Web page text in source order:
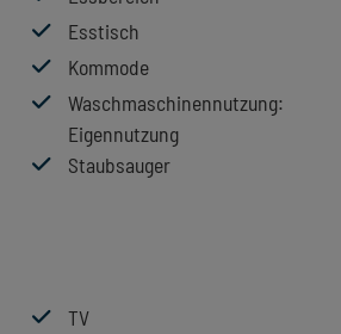
Esstisch
Kommode
Waschmaschinennutzung:
Eigennutzung
Staubsauger
TV